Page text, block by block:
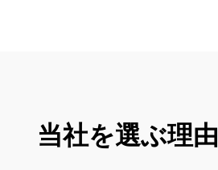
当社を選ぶ理由